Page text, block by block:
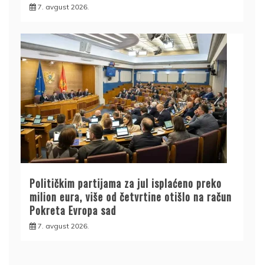
7. avgust 2026.
Političkim partijama za jul isplaćeno preko
milion eura, više od četvrtine otišlo na račun
Pokreta Evropa sad
7. avgust 2026.